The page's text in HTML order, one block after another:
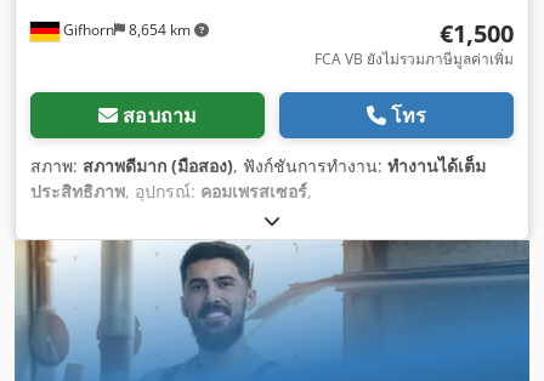
Gifhorn 8,654 km €1,500
FCA VB ยังไม่รวมภาษีมูลค่าเพิ่ม
สอบถาม โทร
สภาพ: สภาพดีมาก (มือสอง), ฟังก์ชันการทำงาน: ทำงานได้เต็ม
ประสิทธิภาพ, อุปกรณ์: คอมเพรสเซอร์,